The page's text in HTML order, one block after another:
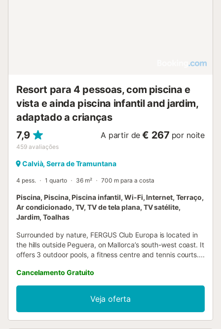
Resort para 4 pessoas, com piscina e
vista e ainda piscina infantil and jardim,
adaptado a crianças
7,9
459 avaliações
A partir de € 267 por noite
Calvià, Serra de Tramuntana
4 pess. 1 quarto 36 m² 700 m para a costa
Piscina, Piscina, Piscina infantil, Wi-Fi, Internet, Terraço,
Ar condicionado, TV, TV de tela plana, TV satélite,
Jardim, Toalhas
Surrounded by nature, FERGUS Club Europa is located in
the hills outside Peguera, on Mallorca’s south-west coast. It
offers 3 outdoor pools, a fitness centre and tennis courts....
Cancelamento Gratuito
Veja oferta